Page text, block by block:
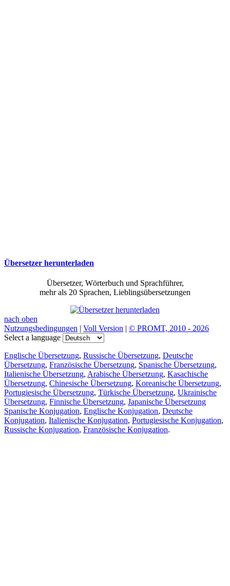
Übersetzer herunterladen
Übersetzer, Wörterbuch und Sprachführer,
mehr als 20 Sprachen, Lieblingsübersetzungen
nach oben
Nutzungsbedingungen | Voll Version | © PROMT, 2010 - 2026
Select a language
Englische Übersetzung, Russische Übersetzung, Deutsche
Übersetzung, Französische Übersetzung, Spanische Übersetzung,
Italienische Übersetzung, Arabische Übersetzung, Kasachische
Übersetzung, Chinesische Übersetzung, Koreanische Übersetzung,
Portugiesische Übersetzung, Türkische Übersetzung, Ukrainische
Übersetzung, Finnische Übersetzung, Japanische Übersetzung
Spanische Konjugation, Englische Konjugation, Deutsche
Konjugation, Italienische Konjugation, Portugiesische Konjugation,
Russische Konjugation, Französische Konjugation.